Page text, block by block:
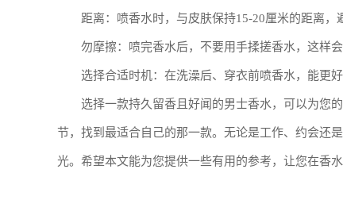
距离：喷香水时，与皮肤保持15-20厘米的距离，
勿摩擦：喷完香水后，不要用手揉搓香水，这样
选择合适时机：在洗澡后、穿衣前喷香水，能更好
选择一款持久留香且好闻的男士香水，可以为您
节，找到最适合自己的那一款。无论是工作、约会还
光。希望本文能为您提供一些有用的参考，让您在香